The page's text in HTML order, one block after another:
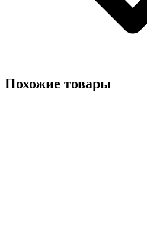
Похожие товары